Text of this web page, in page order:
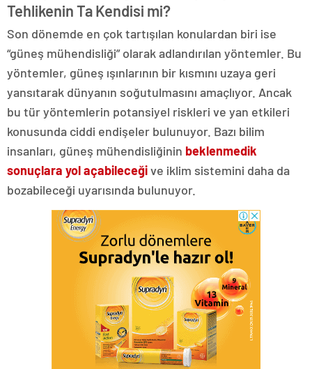
Tehlikenin Ta Kendisi mi?
Son dönemde en çok tartışılan konulardan biri ise
“güneş mühendisliği” olarak adlandırılan yöntemler. Bu
yöntemler, güneş ışınlarının bir kısmını uzaya geri
yansıtarak dünyanın soğutulmasını amaçlıyor. Ancak
bu tür yöntemlerin potansiyel riskleri ve yan etkileri
konusunda ciddi endişeler bulunuyor. Bazı bilim
insanları, güneş mühendisliğinin beklenmedik
sonuçlara yol açabileceğive iklim sistemini daha da
bozabileceği uyarısında bulunuyor.